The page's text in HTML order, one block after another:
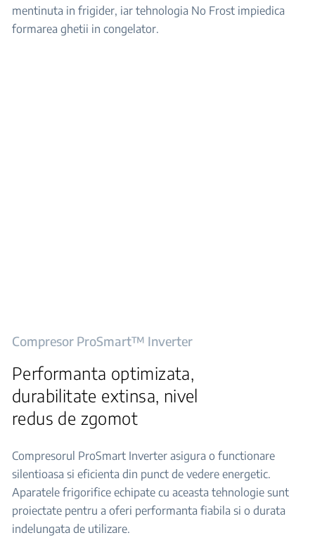
mentinuta in frigider, iar tehnologia No Frost impiedica
formarea ghetii in congelator.
Compresor ProSmart™ Inverter
Performanta optimizata,
durabilitate extinsa, nivel
redus de zgomot
Compresorul ProSmart Inverter asigura o functionare
silentioasa si eficienta din punct de vedere energetic.
Aparatele frigorifice echipate cu aceasta tehnologie sunt
proiectate pentru a oferi performanta fiabila si o durata
indelungata de utilizare.